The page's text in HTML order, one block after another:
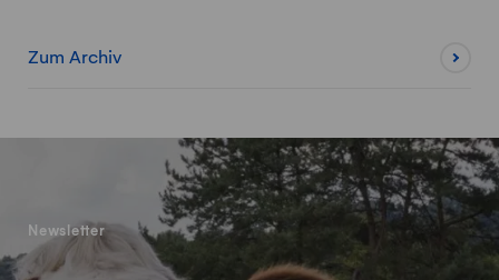
Zum Archiv
Newsletter